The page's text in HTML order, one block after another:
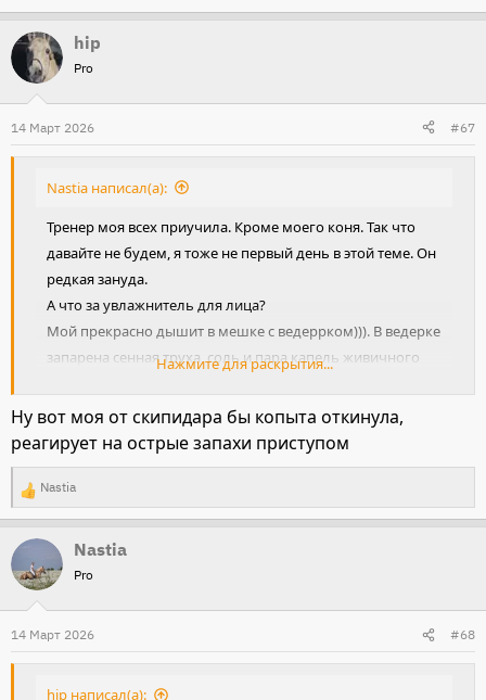
hip
Pro
14 Март 2026 #67
Nastia написал(а):
Тренер моя всех приучила. Кроме моего коня. Так что
давайте не будем, я тоже не первый день в этой теме. Он
редкая зануда.
А что за увлажнитель для лица?
Мой прекрасно дышит в мешке с ведеррком))). В ведерке
запарена сенная труха, соль и пара капель живичного
хорошо откашливается и фыркает.
Нажмите для раскрытия...
Ну вот моя от скипидара бы копыта откинула,
реагирует на острые запахи приступом
Р
е
а
к
и
и
Nastia
Nastia
Pro
14 Март 2026 #68
hip написал(а):